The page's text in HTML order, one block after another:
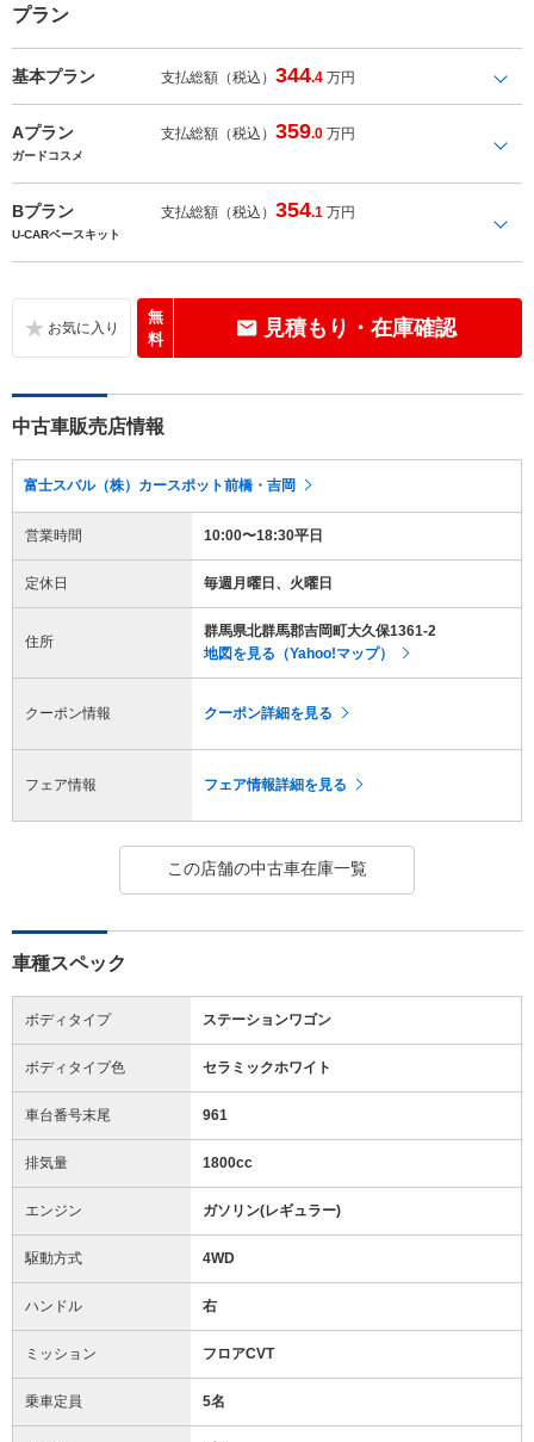
プラン
基本プラン 支払総額（税込）344.4 万円
Aプラン 支払総額（税込）359.0 万円
ガードコスメ
Bプラン 支払総額（税込）354.1 万円
U-CARベースキット
無
料
見積もり・在庫確認
中古車販売店情報
富士スバル（株）カースポット前橋・吉岡
営業時間 10:00〜18:30平日
定休日 毎週月曜日、火曜日
住所
群馬県北群馬郡吉岡町大久保1361-2
地図を見る（Yahoo!マップ）
クーポン情報 クーポン詳細を見る
フェア情報 フェア情報詳細を見る
この店舗の中古車在庫一覧
車種スペック
ボディタイプ ステーションワゴン
ボディタイプ色 セラミックホワイト
車台番号末尾 961
排気量 1800cc
エンジン ガソリン(レギュラー)
駆動方式 4WD
ハンドル 右
ミッション フロアCVT
乗車定員 5名